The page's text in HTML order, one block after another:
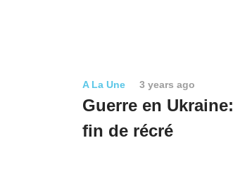
A La Une 3 years ago
Guerre en Ukraine:
fin de récré